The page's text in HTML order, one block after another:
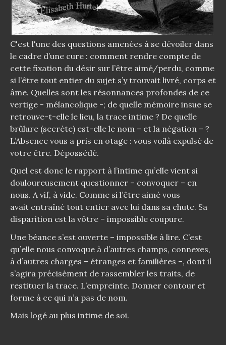
C'est l'une des questions amenées à se dévoiler dans
le cadre d’une cure : comment rendre compte de
cette fixation du désir sur l’être aimé/perdu, comme
si l’être tout entier du sujet s’y trouvait livré, corps et
âme. Quelles sont les résonnances profondes de ce
vertige - mélancolique -; de quelle mémoire insue se
retrouve-t-elle le lieu, la trace intime ? De quelle
brûlure (secrète) est-elle le nom – et la négation – ?
L’Absence vous a pris en otage : vous voilà expulsé de
votre être. Dépossédé.
Quel est donc le rapport à l’intime qu’elle vient si
douloureusement questionner – convoquer – en
nous. A vif, à vide. Comme si l’être aimé vous
avait entraîné tout entier avec lui dans sa chute. Sa
disparition est la vôtre – impossible coupure.
Une béance s’est ouverte – impossible à lire. C’est
qu’elle nous convoque à d’autres champs, connexes,
à d’autres charges – étranges et familières –, dont il
s’agira précisément de rassembler les traits, de
restituer la trace. L’empreinte. Donner contour et
forme à ce qui n’a pas de nom.
Mais logé au plus intime de soi.